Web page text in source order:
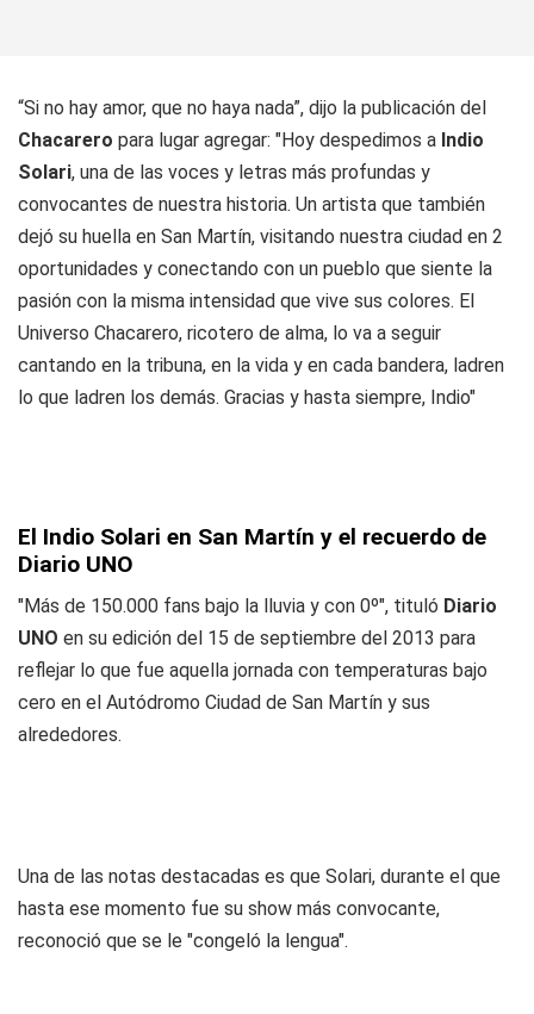
“Si no hay amor, que no haya nada”, dijo la publicación del
Chacarero para lugar agregar: "Hoy despedimos a Indio
Solari, una de las voces y letras más profundas y
convocantes de nuestra historia. Un artista que también
dejó su huella en San Martín, visitando nuestra ciudad en 2
oportunidades y conectando con un pueblo que siente la
pasión con la misma intensidad que vive sus colores. El
Universo Chacarero, ricotero de alma, lo va a seguir
cantando en la tribuna, en la vida y en cada bandera, ladren
lo que ladren los demás. Gracias y hasta siempre, Indio"
El Indio Solari en San Martín y el recuerdo de
Diario UNO
"Más de 150.000 fans bajo la lluvia y con 0º", tituló Diario
UNO en su edición del 15 de septiembre del 2013 para
reflejar lo que fue aquella jornada con temperaturas bajo
cero en el Autódromo Ciudad de San Martín y sus
alrededores.
Una de las notas destacadas es que Solari, durante el que
hasta ese momento fue su show más convocante,
reconoció que se le "congeló la lengua".